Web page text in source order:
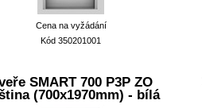
Cena na vyžádání
Kód 350201001
SMART 700 P3P ZO
(700x1970mm) - bílá